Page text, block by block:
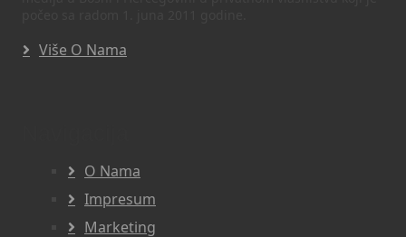
Više O Nama
O Nama
Impresum
Marketing